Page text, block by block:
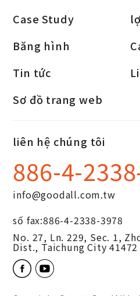
Case Study
Băng hình
Tin tức
Sơ đồ trang web
liên hệ chúng tôi
886-4-
info@goodall.com.tw
số fax:886-4-2338-3978
No. 27, Ln. 229, Sec. 1,
Dist., Taichung City 41472